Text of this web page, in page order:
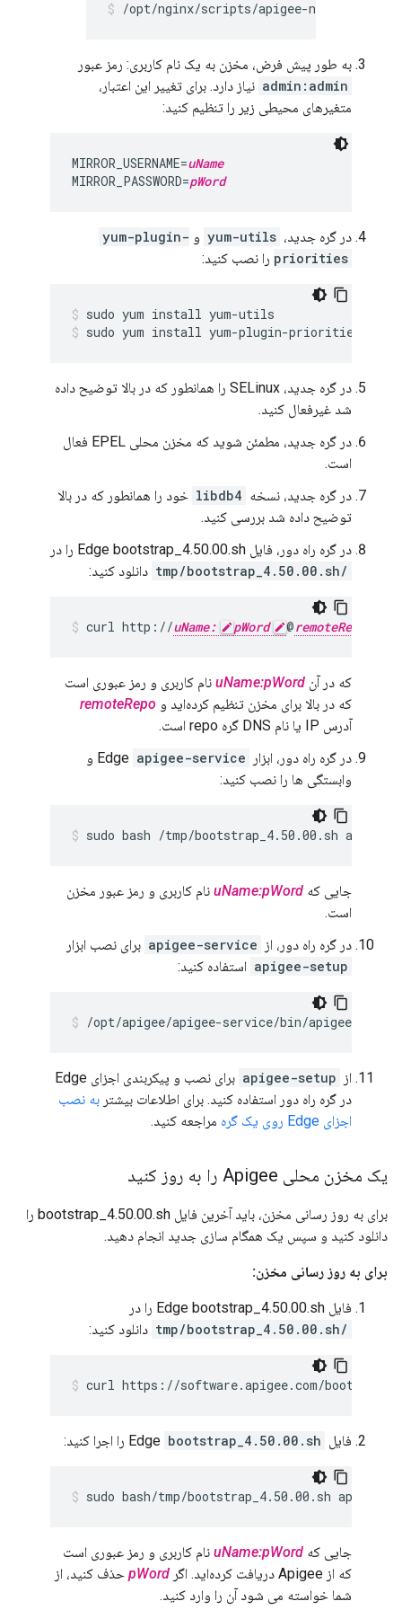
/opt/nginx/scripts/apigee-nginx restart
به طور پیش فرض، مخزن به یک نام کاربری: رمز عبور
admin:admin نیاز دارد. برای تغییر این اعتبار،
متغیرهای محیطی زیر را تنظیم کنید:
MIRROR_USERNAME=uName
MIRROR_PASSWORD=pWord
در گره جدید، yum-utils و yum-plugin-
priorities را نصب کنید:
sudo yum install yum-plugin-priorities
در گره جدید، SELinux را همانطور که در بالا توضیح داده
شد غیرفعال کنید.
در گره جدید، مطمئن شوید که مخزن محلی EPEL فعال
است.
در گره جدید، نسخه libdb4 خود را همانطور که در بالا
توضیح داده شد بررسی کنید.
در گره راه دور، فایل Edge bootstrap_4.50.00.sh را در
/tmp/bootstrap_4.50.00.sh
دانلود کنید:
curl http://uName: pWord @remoteRepo
که در آن uName:pWord نام کاربری و رمز عبوری است
که در بالا برای مخزن تنظیم کرده‌اید و remoteRepo
آدرس IP یا نام DNS گره repo است.
در گره راه دور، ابزار Edge
apigee-service
و
وابستگی ها را نصب کنید:
sudo bash /tmp/bootstrap_4.50.00.sh
جایی که uName:pWord نام کاربری و رمز عبور مخزن
است.
در گره راه دور، از apigee-service برای نصب ابزار
apigee-setup استفاده کنید:
/opt/apigee/apigee-service/bin/apigee-
از apigee-setup
برای نصب و پیکربندی اجزای Edge
در گره راه دور استفاده کنید. برای اطلاعات بیشتر به نصب
اجزای Edge روی یک گره
مراجعه کنید.
یک مخزن محلی Apigee را به روز کنید
برای به روز رسانی مخزن، باید آخرین فایل bootstrap_4.50.00.sh را
دانلود کنید و سپس یک همگام سازی جدید انجام دهید.
برای به روز رسانی مخزن:
فایل Edge bootstrap_4.50.00.sh را در
/tmp/bootstrap_4.50.00.sh
دانلود کنید:
curl https://software.apigee.com/
فایل Edge bootstrap_4.50.00.sh را اجرا کنید:
sudo bash/tmp/bootstrap_4.50.00.sh
جایی که uName:pWord نام کاربری و رمز عبوری است
که از Apigee دریافت کرده‌اید. اگر
pWord حذف کنید، از
شما خواسته می شود آن را وارد کنید.